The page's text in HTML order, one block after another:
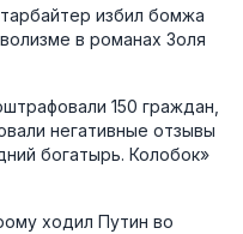
избил бомжа
в романах Золя
150 граждан,
негативные отзывы
богатырь. Колобок»
ходил Путин во